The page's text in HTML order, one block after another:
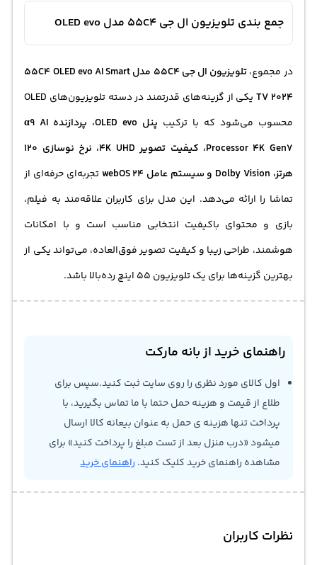
جمع بندی تلویزیون ال جی 55C4 مدل OLED evo
در مجموع،
تلویزیون ال جی 55C4 مدل 55C4 OLED evo AI Smart
TV 2024
یکی از گزینه‌های قدرتمند در دسته تلویزیون‌های OLED
محسوب می‌شود که با ترکیب
پنل OLED evo، پردازنده α9 AI
Processor 4K Gen7، کیفیت تصویر 4K UHD، نرخ نوسازی 120
هرتز، Dolby Vision و سیستم عامل webOS 24
تجربه‌ای حرفه‌ای از
تماشا را ارائه می‌دهد. این مدل برای کاربران علاقه‌مند به فیلم،
بازی و محتوای باکیفیت انتخابی مناسب است و با امکانات
هوشمند، طراحی زیبا و کیفیت تصویر فوق‌العاده، می‌تواند یکی از
بهترین گزینه‌ها برای یک تلویزیون 55 اینچ رده‌بالا باشد.
راهنمای خرید از بانه مارکت
اول کالای مورد نظری را روی سایت ثبت کنید.سپس برای
طلاع از قیمت و هزینه حمل حتما با ما تماس بگیرید، با
پرداخت تنها هزینه ی حمل به عنوان بیعانه کالا ارسال
میشود «درب منزل بعد از تست مبلغ را پرداخت کنید» برای
مشاهده راهنمای خرید کلیک کنید. راهنمای خرید
نظرات کاربران